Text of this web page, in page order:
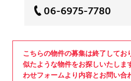
06-6975-7780
こちらの物件の募集は終了してお
似たような物件をお探しいたしま
わせフォームより内容とお問い合